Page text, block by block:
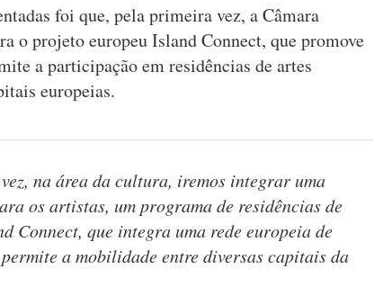
foi que, pela primeira vez, a Câmara
o projeto europeu Island Connect, que promove
a participação em residências de artes
europeias.
na área da cultura, iremos integrar uma
os artistas, um programa de residências de
Connect, que integra uma rede europeia de
a mobilidade entre diversas capitais da